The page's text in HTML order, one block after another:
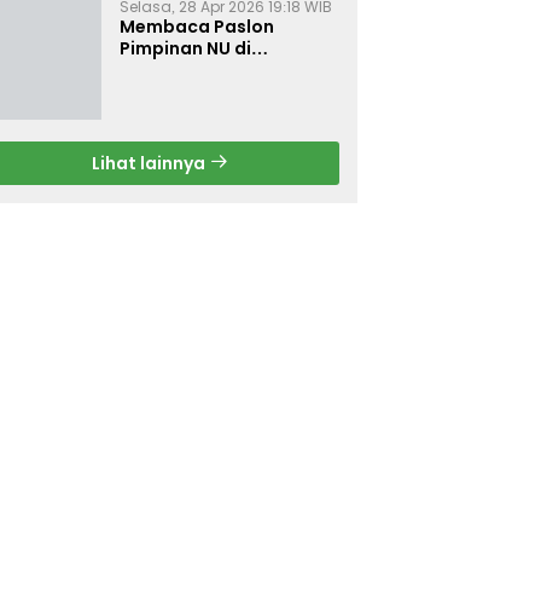
Selasa, 28 Apr 2026 19:18 WIB
Membaca Paslon
Pimpinan NU di
Lihat lainnya